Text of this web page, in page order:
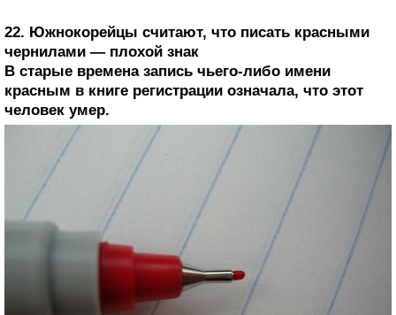
22. Южнокорейцы считают, что писать красными
чернилами — плохой знак
В старые времена запись чьего-либо имени
красным в книге регистрации означала, что этот
человек умер.